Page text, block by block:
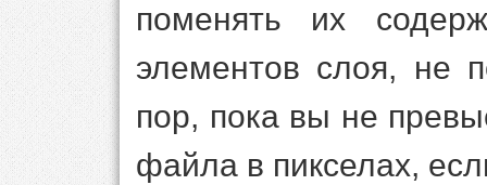
поменять их
элементов слоя, не
пор, пока вы не
файла в пикселах,